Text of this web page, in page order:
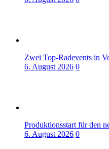
Zwei Top-Radevents in
6. August 2026 0
Produktionsstart für den
6. August 2026 0